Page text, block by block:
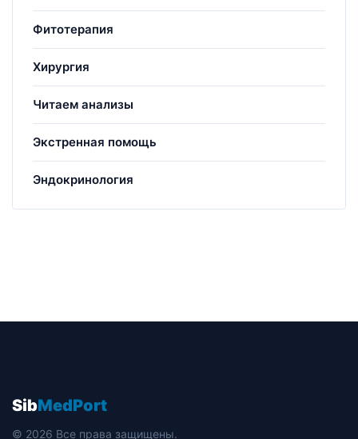
Фитотерапия
Хирургия
Читаем анализы
Экстренная помощь
Эндокринология
SibMedPort
© 2026 Все права защищены.